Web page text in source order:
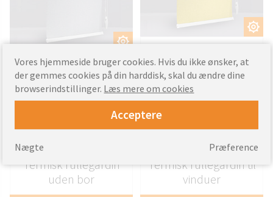
- Magisk skærm rullegardin
- Vandafvisende macic
skærmstof
- System til størrelse
Fra64.09EUR
- Vandafvisende macic
skærmstof
- System til størrelse
Termisk rullegardin
uden bor
Termisk rullegardin til
vinduer
Vores hjemmeside bruger cookies. Hvis du ikke ønsker, at
der gemmes cookies på din harddisk, skal du ændre dine
browserindstillinger. Læs mere om cookies
Acceptere
Præference
Nægte